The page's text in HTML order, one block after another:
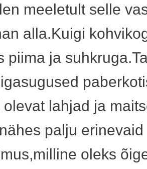
meeletult selle
alla.Kuigi
piima ja
lahjad ja
palju
oleks